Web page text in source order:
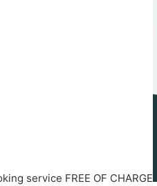
service FREE OF CHARGE